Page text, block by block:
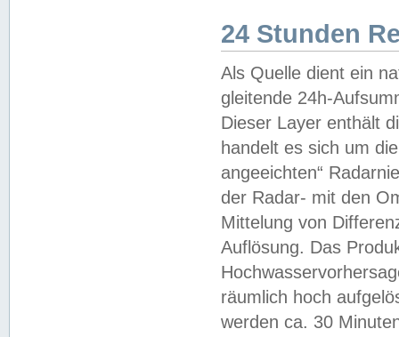
24 Stunden
Als Quelle dient ein
gleitende 24h-
Dieser Layer enthält
handelt es sich um
angeeichten“
der Radar- mit den
Mittelung von
Auflösung. Das
räumlich hoch
werden ca. 30